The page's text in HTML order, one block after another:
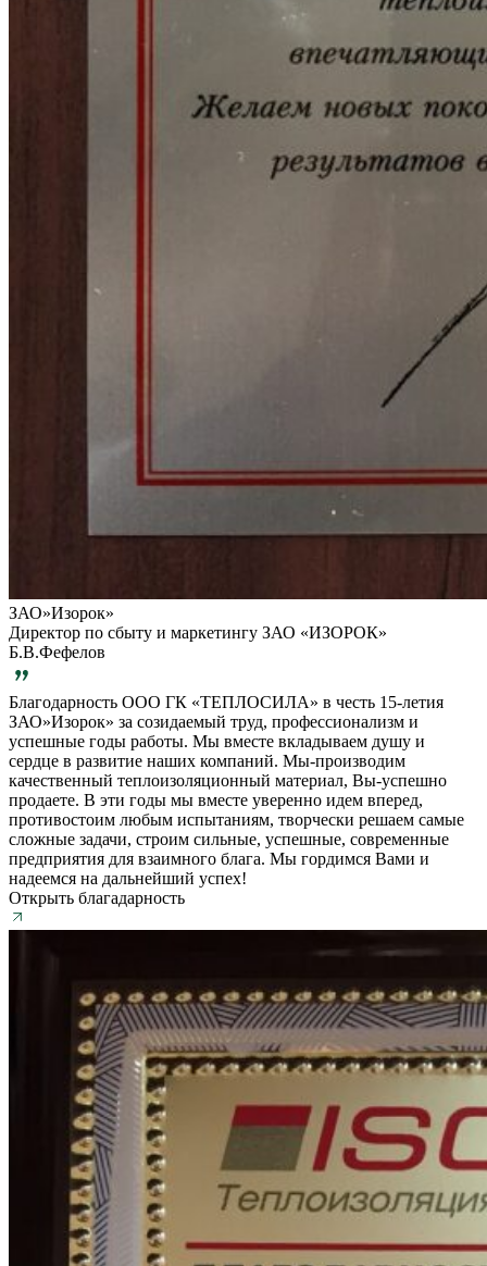
ЗАО»Изорок»
Директор по сбыту и маркетингу ЗАО «ИЗОРОК»
Б.В.Фефелов
Благодарность ООО ГК «ТЕПЛОСИЛА» в честь 15-летия
ЗАО»Изорок» за созидаемый труд, профессионализм и
успешные годы работы. Мы вместе вкладываем душу и
сердце в развитие наших компаний. Мы-производим
качественный теплоизоляционный материал, Вы-успешно
продаете. В эти годы мы вместе уверенно идем вперед,
противостоим любым испытаниям, творчески решаем самые
сложные задачи, строим сильные, успешные, современные
предприятия для взаимного блага. Мы гордимся Вами и
надеемся на дальнейший успех!
Открыть благадарность